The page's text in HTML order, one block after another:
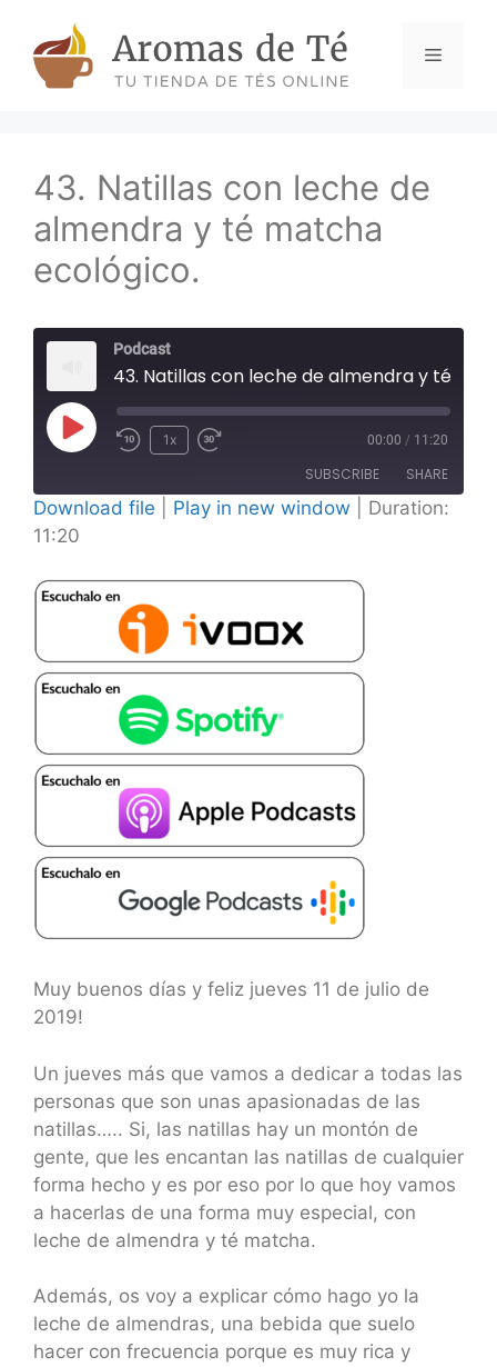
content
Menu
43. Natillas con leche de
almendra y té matcha
ecológico.
Podcast
Play
1x 00:00 / 11:20
SUBSCRIBE SHARE
SHARE
LINK
Download file Play in new window
Duration:
11:20
Muy buenos días y feliz jueves 11 de julio de
2019!
Un jueves más que vamos a dedicar a todas las
personas que son unas apasionadas de las
natillas….. Si, las natillas hay un montón de
gente, que les encantan las natillas de cualquier
forma hecho y es por eso por lo que hoy vamos
a hacerlas de una forma muy especial, con
leche de almendra y té matcha.
Además, os voy a explicar cómo hago yo la
leche de almendras, una bebida que suelo
hacer con frecuencia porque es muy rica y